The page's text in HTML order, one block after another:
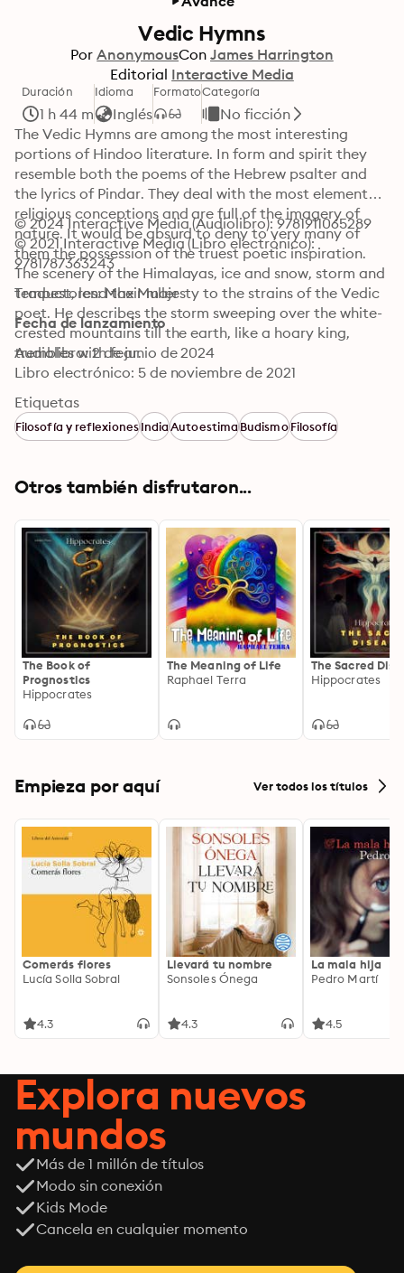
Vedic Hymns
Por AnonymousCon James Harrington
Editorial Interactive Media
Duración
1 h 44 m
Idioma
Inglés
FormatoCategoría
No ficción
The Vedic Hymns are among the most interesting
portions of Hindoo literature. In form and spirit they
resemble both the poems of the Hebrew psalter and
the lyrics of Pindar. They deal with the most elemental
religious conceptions and are full of the imagery of
nature. It would be absurd to deny to very many of
them the possession of the truest poetic inspiration.
The scenery of the Himalayas, ice and snow, storm and
tempest, lend their majesty to the strains of the Vedic
poet. He describes the storm sweeping over the white-
crested mountains till the earth, like a hoary king,
trembles with fear.
© 2024 Interactive Media (Audiolibro): 9781911065289
© 2021 Interactive Media (Libro electrónico):
9781787363243
Traductores: Max Muller
Fecha de lanzamiento
Audiolibro: 2 de junio de 2024
Libro electrónico: 5 de noviembre de 2021
Etiquetas
Filosofía y reflexionesIndiaAutoestimaBudismoFilosofía
Otros también disfrutaron...
The Book of
Prognostics
Hippocrates
The Meaning of Life
Raphael Terra
The Sacred
Hippocrates
Empieza por aquí Ver todos los títulos
Comerás flores
Lucía Solla Sobral
4.3
Llevará tu nombre
Sonsoles Ónega
4.3
La mala hija
Pedro Martí
4.5
Explora nuevos
mundos
Más de 1 millón de títulos
Modo sin conexión
Kids Mode
Cancela en cualquier momento